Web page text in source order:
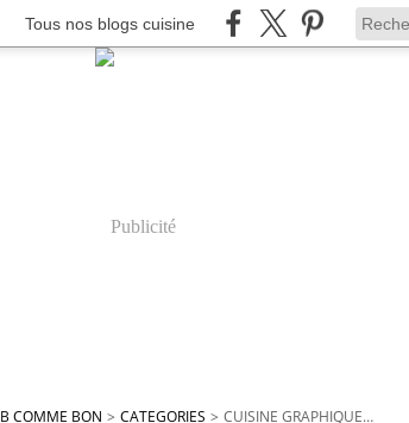
Tous nos blogs cuisine
Publicité
B COMME BON > CATEGORIES > CUISINE GRAPHIQUE…